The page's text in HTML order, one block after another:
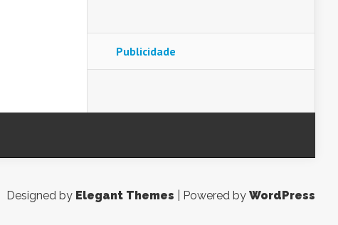
Nunes de Sena, Fátima Peixoto,
Glória Pereira, Kátia Mesel,
Publicidade
Designed by Elegant Themes | Powered by WordPress